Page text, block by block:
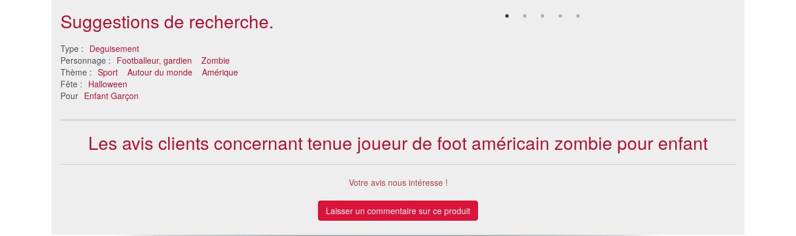
Suggestions de recherche.
Type : Deguisement
Personnage : Footballeur, gardien
Zombie
Thème : Sport Autour du monde
Amérique
Fête : Halloween
Pour Enfant Garçon
Les avis clients concernant tenue joueur de foot américain zombie pour enfant
Votre avis nous intéresse !
Laisser un commentaire sur ce produit